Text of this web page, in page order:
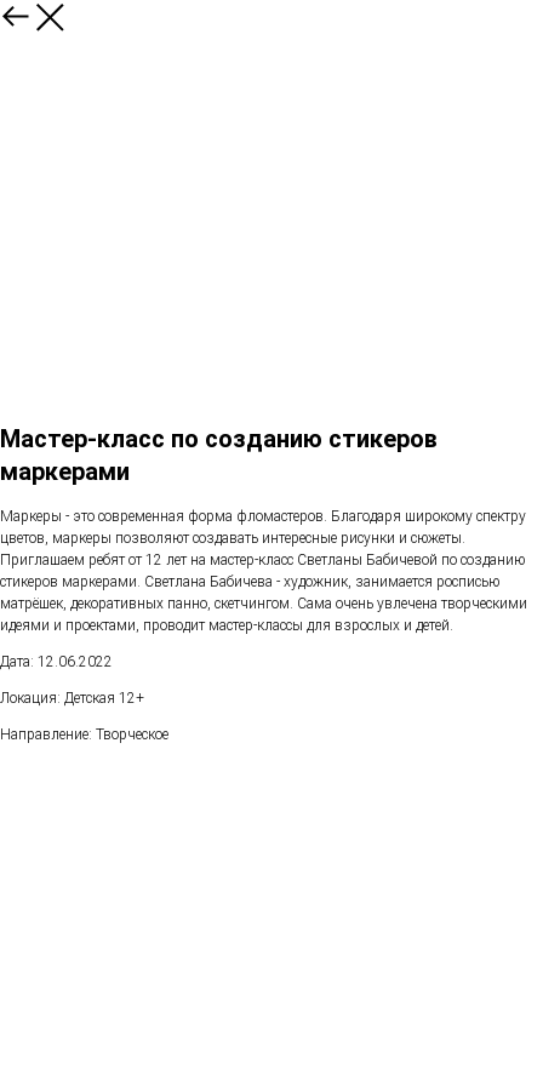
Мастер-класс по созданию стикеров
маркерами
Маркеры - это современная форма фломастеров. Благодаря широкому спектру
цветов, маркеры позволяют создавать интересные рисунки и сюжеты.
Приглашаем ребят от 12 лет на мастер-класс Светланы Бабичевой по созданию
стикеров маркерами. Светлана Бабичева - художник, занимается росписью
матрёшек, декоративных панно, скетчингом. Сама очень увлечена творческими
идеями и проектами, проводит мастер-классы для взрослых и детей.
Дата: 12.06.2022
Локация: Детская 12+
Направление: Творческое